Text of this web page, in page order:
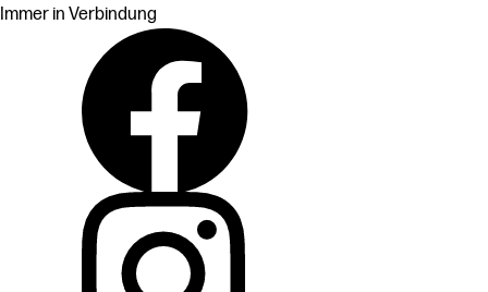
Immer in Verbindung